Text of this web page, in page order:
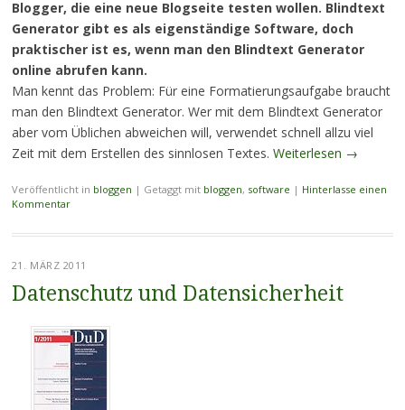
Blogger, die eine neue Blogseite testen wollen. Blindtext
Generator gibt es als eigenständige Software, doch
praktischer ist es, wenn man den Blindtext Generator
online abrufen kann.
Man kennt das Problem: Für eine Formatierungsaufgabe braucht
man den Blindtext Generator. Wer mit dem Blindtext Generator
aber vom Üblichen abweichen will, verwendet schnell allzu viel
Zeit mit dem Erstellen des sinnlosen Textes. Weiterlesen →
Veröffentlicht in bloggen | Getaggt mit bloggen, software | Hinterlasse einen
Kommentar
21. MÄRZ 2011
Datenschutz und Datensicherheit